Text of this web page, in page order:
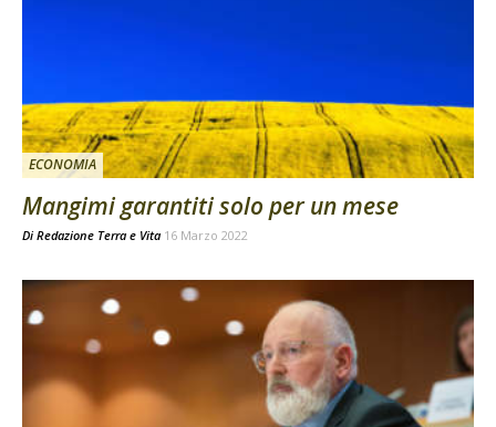
ECONOMIA
Mangimi garantiti solo per un mese
Di Redazione Terra e Vita 16 Marzo 2022